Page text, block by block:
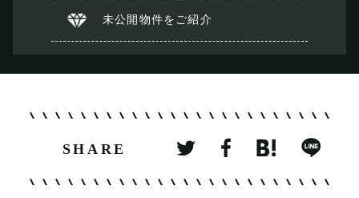
未公開物件をご紹介
SHARE